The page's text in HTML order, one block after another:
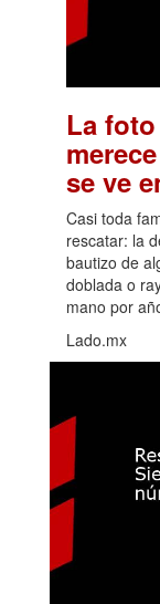
La
se ve
Casi toda
rescatar: la
bautizo de
doblada o
mano por
Lado.mx